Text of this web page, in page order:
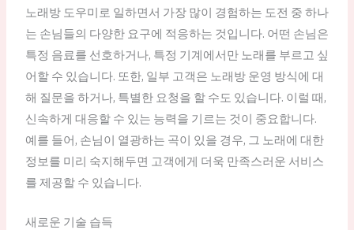
노래방 도우미로 일하면서 가장 많이 경험하는 도전 중 하나
는 손님들의 다양한 요구에 적응하는 것입니다. 어떤 손님은
특정 음료를 선호하거나, 특정 기계에서만 노래를 부르고 싶
어할 수 있습니다. 또한, 일부 고객은 노래방 운영 방식에 대
해 질문을 하거나, 특별한 요청을 할 수도 있습니다. 이럴 때,
신속하게 대응할 수 있는 능력을 기르는 것이 중요합니다.
예를 들어, 손님이 열광하는 곡이 있을 경우, 그 노래에 대한
정보를 미리 숙지해두면 고객에게 더욱 만족스러운 서비스
를 제공할 수 있습니다.
새로운 기술 습득